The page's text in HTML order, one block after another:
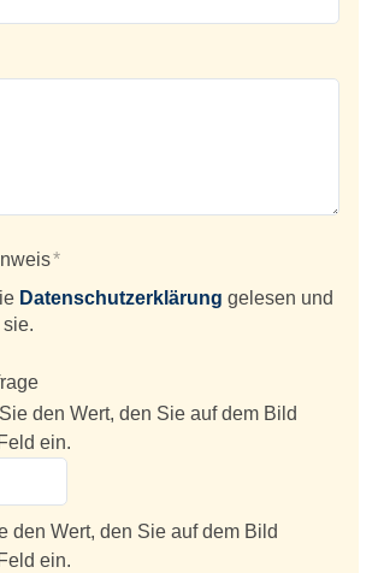
*
Datenschutzerklärung gelesen und
den Wert, den Sie auf dem Bild
ein.